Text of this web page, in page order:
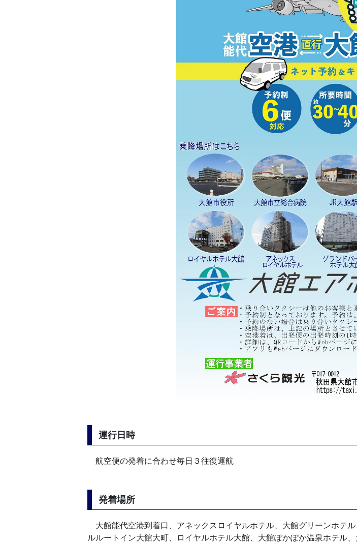
運行日時
航空便の発着に合わせ毎日３往復運航
発着場所
大館能代空港到着口、アネックスロイヤルホテル、大館グリーンホテ
ルルートイン大館大町、ロイヤルホテル大館、大館ぽかぽか温泉ホテル